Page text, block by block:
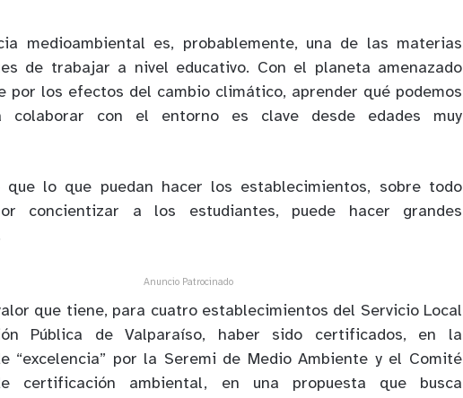
medioambiental es, probablemente, una de las materias
de trabajar a nivel educativo. Con el planeta amenazado
por los efectos del cambio climático, aprender qué podemos
colaborar con el entorno es clave desde edades muy
que lo que puedan hacer los establecimientos, sobre todo
concientizar a los estudiantes, puede hacer grandes
Anuncio Patrocinado
que tiene, para cuatro establecimientos del Servicio Local
Pública de Valparaíso, haber sido certificados, en la
“excelencia” por la Seremi de Medio Ambiente y el Comité
certificación ambiental, en una propuesta que busca